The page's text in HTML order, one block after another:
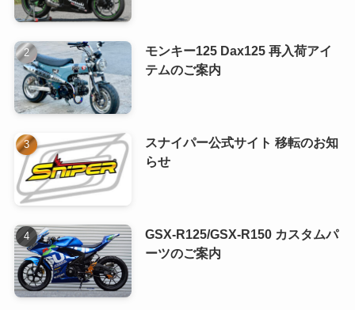
モンキー125 Dax125 再入荷アイ
テムのご案内
スナイパー公式サイト 移転のお知
らせ
GSX-R125/GSX-R150 カスタムパ
ーツのご案内